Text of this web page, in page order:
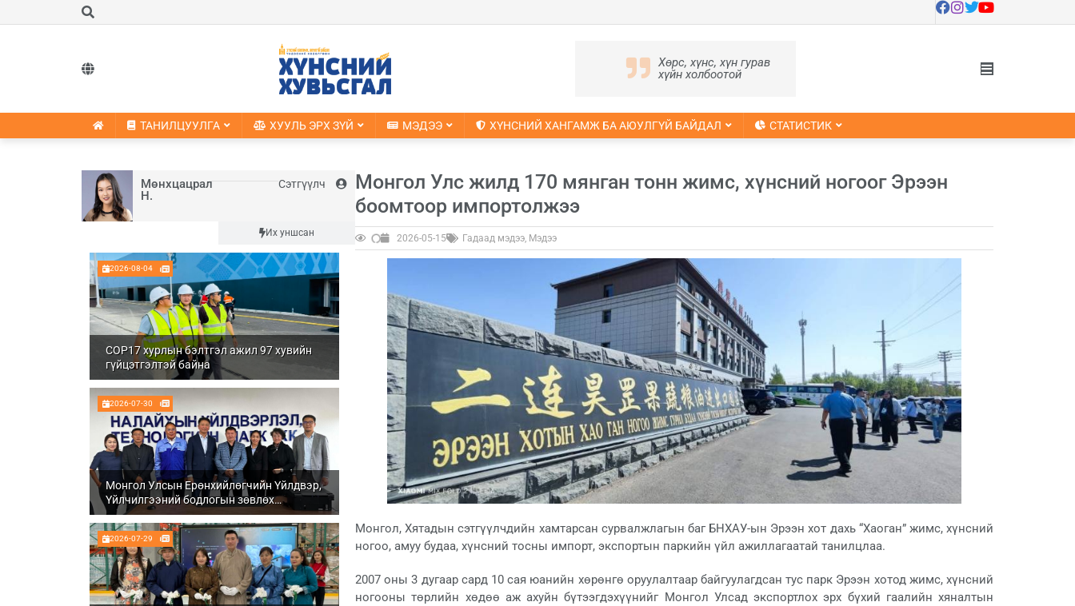
Хөрс, хүнс, хүн гурав
хүйн холбоотой
ТАНИЛЦУУЛГА ХУУЛЬ ЭРХ ЗҮЙ МЭДЭЭ ХҮНСНИЙ ХАНГАМЖ БА АЮУЛГҮЙ БАЙДАЛ СТАТИСТИК
Мөнхцацрал
Н.
Сэтгүүлч
Их уншсан
2026-08-04
COP17 хурлын бэлтгэл ажил 97 хувийн
гүйцэтгэлтэй байна
2026-07-30
Монгол Улсын Ерөнхийлөгчийн Үйлдвэр,
Үйлчилгээний бодлогын зөвлөх
Ч.Даваабаяр Налайх дүүргийн
Үйлдвэрлэл, технологийн парк ХК болон
Налуу-Ухаа эдийн засгийн тусгай бүсэд
ажиллалаа
2026-07-29
Монгол Улс жилд 170 мянган тонн жимс, хүнсний ногоог Эрээн
боомтоор импортолжээ
2026-05-15 Гадаад мэдээ, Мэдээ
Монгол, Хятадын сэтгүүлчдийн хамтарсан сурвалжлагын баг БНХАУ-ын Эрээн хот дахь “Хаоган” жимс, хүнсний
ногоо, амуу будаа, хүнсний тосны импорт, экспортын паркийн үйл ажиллагаатай танилцлаа.
2007 оны 3 дугаар сард 10 сая юанийн хөрөнгө оруулалтаар байгуулагдсан тус парк Эрээн хотод жимс, хүнсний
ногооны төрлийн хөдөө аж ахуйн бүтээгдэхүүнийг Монгол Улсад экспортлох эрх бүхий гаалийн хяналтын